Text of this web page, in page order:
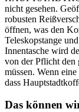
nicht gesehen.
robusten
öffnen, was den
Teleskopstange
Innentasche wird
von der Pflicht den
müssen. Wenn
dass
Das können